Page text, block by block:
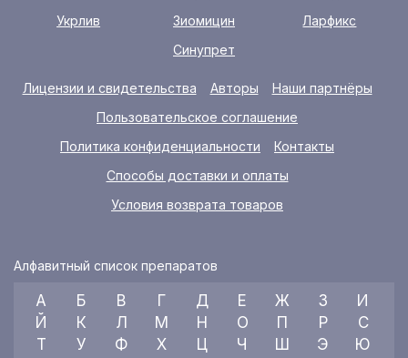
Укрлив
Зиомицин
Ларфикс
Синупрет
Лицензии и свидетельства Авторы
Наши партнёры
Пользовательское соглашение
Политика конфиденциальности
Контакты
Способы доставки и оплаты
Условия возврата товаров
Алфавитный список препаратов
А Б В Г Д Е Ж З
И
Й
К Л М Н О П Р
С
Т
У Ф Х Ц Ч Ш Э
Ю